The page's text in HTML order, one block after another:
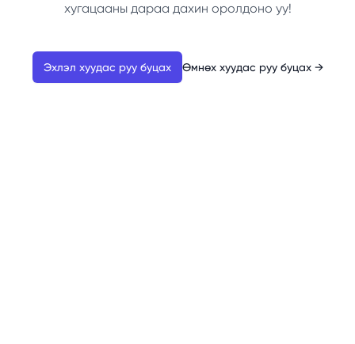
хугацааны дараа дахин оролдоно уу!
Эхлэл хуудас руу буцах Өмнөх хуудас руу буцах →